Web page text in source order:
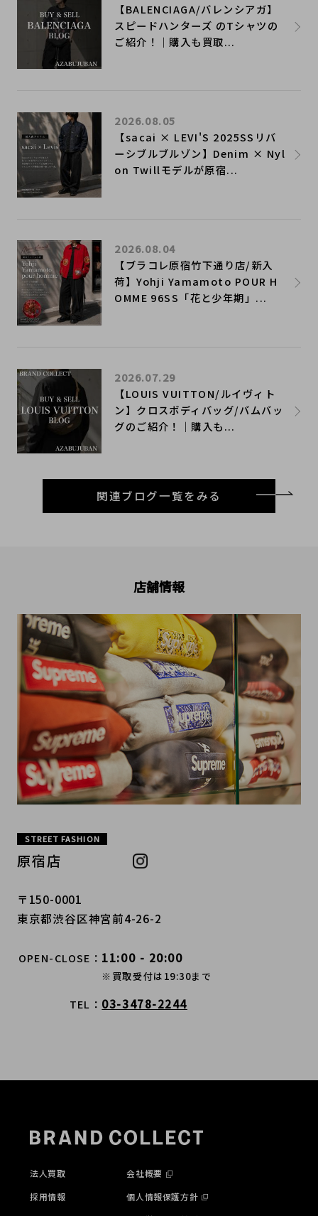
【BALENCIAGA/バレンシアガ】
スピードハンターズ のTシャツの
ご紹介！｜購入も買取...
【sacai × LEVI'S 2025SSリバ
ーシブルブルゾン】Denim × Nyl
on Twillモデルが原宿...
2026.08.05
【ブラコレ原宿竹下通り店/新入
荷】Yohji Yamamoto POUR H
OMME 96SS「花と少年期」...
2026.08.04
【LOUIS VUITTON/ルイヴィト
ン】クロスボディバッグ/バムバッ
グのご紹介！｜購入も...
2026.07.29
関連ブログ一覧をみる
店舗情報
STREET FASHION
原宿店
〒150-0001
東京都渋谷区神宮前4-26-2
OPEN-CLOSE 11:00 - 20:00
※買取受付は19:30まで
TEL 03-3478-2244
法人買取
採用情報
会社概要
個人情報保護方針